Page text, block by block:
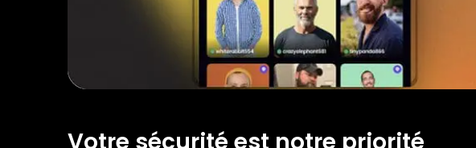
Votre sécurité est notre priorité